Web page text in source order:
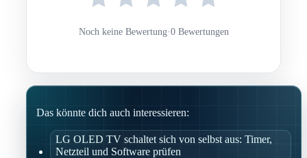
Noch keine Bewertung·0 Bewertungen
Das könnte dich auch interessieren:
LG OLED TV schaltet sich von selbst aus: Timer,
Netzteil und Software prüfen